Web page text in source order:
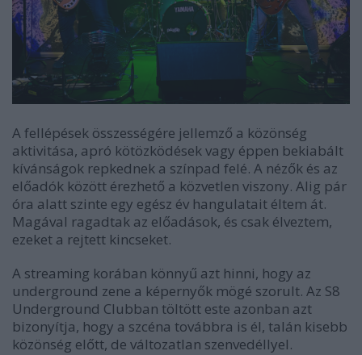
A fellépések összességére jellemző a közönség
aktivitása, apró kötözködések vagy éppen bekiabált
kívánságok repkednek a színpad felé. A nézők és az
előadók között érezhető a közvetlen viszony. Alig pár
óra alatt szinte egy egész év hangulatait éltem át.
Magával ragadtak az előadások, és csak élveztem,
ezeket a rejtett kincseket.
A streaming korában könnyű azt hinni, hogy az
underground zene a képernyők mögé szorult. Az S8
Underground Clubban töltött este azonban azt
bizonyítja, hogy a szcéna továbbra is él, talán kisebb
közönség előtt, de változatlan szenvedéllyel.